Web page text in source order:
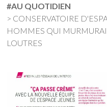
#AU QUOTIDIEN
> CONSERVATOIRE
HOMMES QUI
LOUTRES